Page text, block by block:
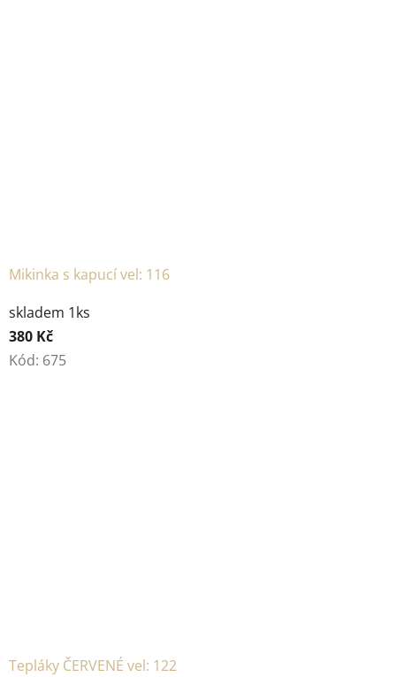
Mikinka s kapucí vel: 116
skladem 1ks
380 Kč
Kód: 675
Tepláky ČERVENÉ vel: 122